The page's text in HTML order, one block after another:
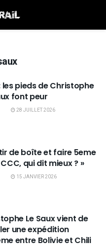
les pieds de Christophe
font peur
28 JUILLET 2026
de boîte et faire 5eme
qui dit mieux ? »
15 JANVIER 2026
Le Saux vient de
une expédition
entre Bolivie et Chili